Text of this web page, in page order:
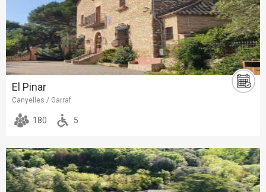
El Pinar
Canyelles / Garraf
180 5